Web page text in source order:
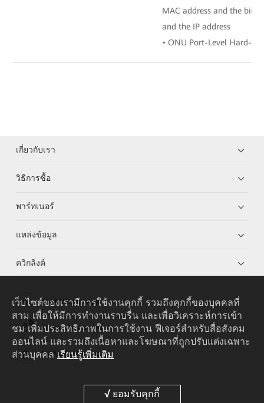
MAC address and the
and the IP address
• ONU Port-Level Hard-
เกี่ยวกับเรา
วิธีการซื้อ
พาร์ทเนอร์
แหล่งข้อมูล
ควิกลิงค์
HUAWEI eKit App
Huawei HiKnow App
HUAWEI eFly App
เว็บไซต์ของเรามีการใช้งานคุกกี้ รวมถึงคุกกี้ของบุคคลที่
สาม เพื่อให้มีการทำงานราบรื่น และเพื่อวิเคราะห์การเข้า
ชม เพิ่มประสิทธิภาพในการใช้งาน ฟีเจอร์สำหรับสื่อสังคม
ออนไลน์ และรวมถึงเนื้อหาและโฆษณาที่ถูกปรับแต่งเฉพาะ
ส่วนบุคคล เรียนรู้เพิ่มเติม